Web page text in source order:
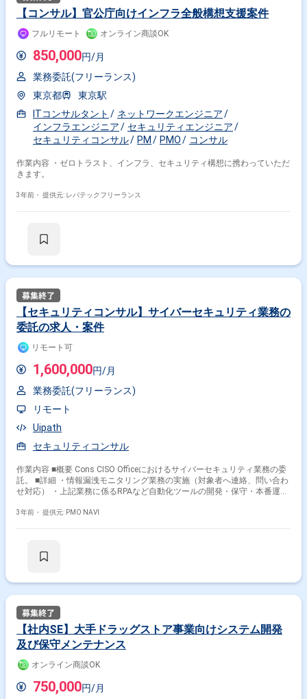
【コンサル】官公庁向けインフラ全般構想支援案件
フルリモート オンライン商談OK
850,000円/月
業務委託(フリーランス)
東京都
東京駅
ITコンサルタント
ネットワークエンジニア
インフラエンジニア
セキュリティエンジニア
セキュリティコンサル
PM PMO コンサル
作業内容 ・ゼロトラスト、インフラ、セキュリティ構想に携わっていただ
きます。
3年前・ 提供元: レバテックフリーランス
【セキュリティコンサル】サイバーセキュリティ業務の
委託の求人・案件
リモート可
1,600,000円/月
業務委託(フリーランス)
リモート
Uipath
セキュリティコンサル
作業内容 ■概要 Cons CISO Officeにおけるサイバーセキュリティ業務の委
託。 ■詳細 ・情報漏洩モニタリング業務の実施（対象者へ連絡、問い合わ
せ対応） ・上記業務に係るRPAなど自動化ツールの開発・保守・本番運用
3年前・ 提供元: PMO NAVI
【社内SE】大手ドラッグストア事業向けシステム開発
及び保守メンテナンス
オンライン商談OK
750,000円/月